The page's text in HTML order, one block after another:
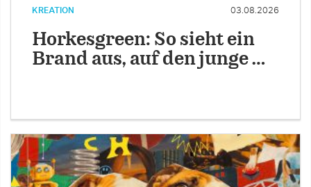
KREATION 03.08.2026
Horkesgreen: So sieht ein
Brand aus, auf den junge …